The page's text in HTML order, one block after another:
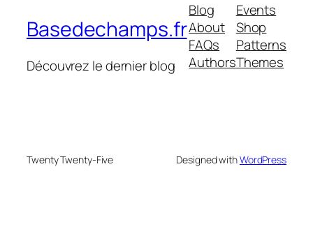
Basedechamps.fr
Découvrez le dernier blog
Blog
About
FAQs
Authors
Events
Shop
Patterns
Themes
Twenty Twenty-Five Designed withWordPress